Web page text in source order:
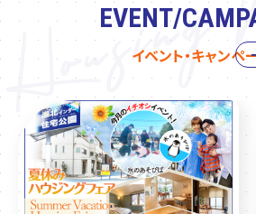
EVENT/
イベント・キャンペ